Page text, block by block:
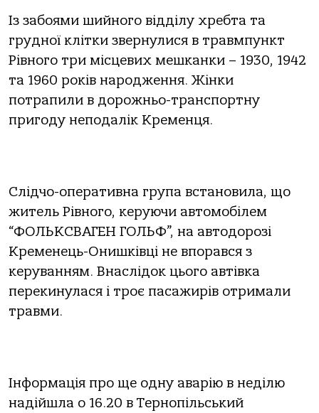
Із забоями шийного відділу хребта та
грудної клітки звернулися в травмпункт
Рівного три місцевих мешканки – 1930, 1942
та 1960 років народження. Жінки
потрапили в дорожньо-транспортну
пригоду неподалік Кременця.
Слідчо-оперативна група встановила, що
житель Рівного, керуючи автомобілем
“ФОЛЬКСВАГЕН ГОЛЬФ”, на автодорозі
Кременець-Онишківці не впорався з
керуванням. Внаслідок цього автівка
перекинулася і троє пасажирів отримали
травми.
Інформація про ще одну аварію в неділю
надійшла о 16.20 в Тернопільський